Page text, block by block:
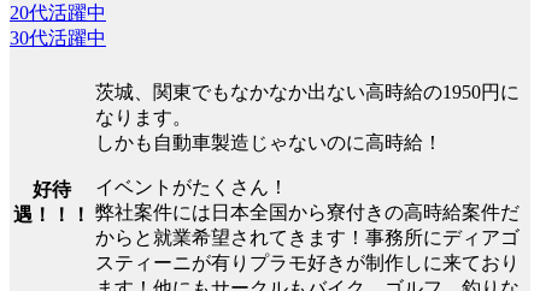
20代活躍中
30代活躍中
好待
遇！！！
茨城、関東でもなかなか出ない高時給の1950円に
なります。
しかも自動車製造じゃないのに高時給！
イベントがたくさん！
弊社案件には日本全国から寮付きの高時給案件だ
からと就業希望されてきます！事務所にディアゴ
スティーニが有りプラモ好きが制作しに来ており